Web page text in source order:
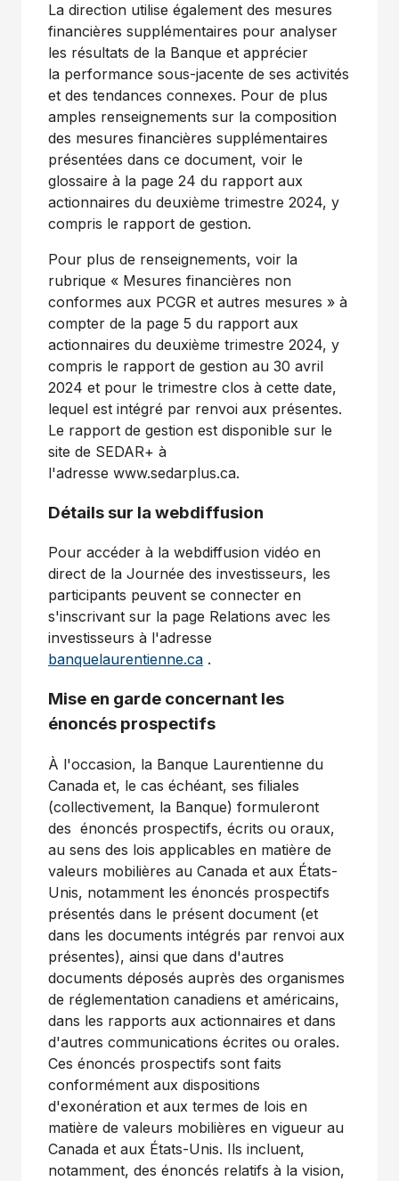
La direction utilise également des mesures
financières supplémentaires pour analyser
les résultats de la Banque et apprécier
la performance sous-jacente de ses activités
et des tendances connexes. Pour de plus
amples renseignements sur la composition
des mesures financières supplémentaires
présentées dans ce document, voir le
glossaire à la page 24 du rapport aux
actionnaires du deuxième trimestre 2024, y
compris le rapport de gestion.
Pour plus de renseignements, voir la
rubrique « Mesures financières non
conformes aux PCGR et autres mesures » à
compter de la page 5 du rapport aux
actionnaires du deuxième trimestre 2024, y
compris le rapport de gestion au 30 avril
2024 et pour le trimestre clos à cette date,
lequel est intégré par renvoi aux présentes.
Le rapport de gestion est disponible sur le
site de SEDAR+ à
l'adresse www.sedarplus.ca.
Détails sur la webdiffusion
Pour accéder à la webdiffusion vidéo en
direct de la Journée des investisseurs, les
participants peuvent se connecter en
s'inscrivant sur la page Relations avec les
investisseurs à l'adresse
banquelaurentienne.ca .
Mise en garde concernant les
énoncés prospectifs
À l'occasion, la Banque Laurentienne du
Canada et, le cas échéant, ses filiales
(collectivement, la Banque) formuleront
des énoncés prospectifs, écrits ou oraux,
au sens des lois applicables en matière de
valeurs mobilières au Canada et aux États-
Unis, notamment les énoncés prospectifs
présentés dans le présent document (et
dans les documents intégrés par renvoi aux
présentes), ainsi que dans d'autres
documents déposés auprès des organismes
de réglementation canadiens et américains,
dans les rapports aux actionnaires et dans
d'autres communications écrites ou orales.
Ces énoncés prospectifs sont faits
conformément aux dispositions
d'exonération et aux termes de lois en
matière de valeurs mobilières en vigueur au
Canada et aux États-Unis. Ils incluent,
notamment, des énoncés relatifs à la vision,